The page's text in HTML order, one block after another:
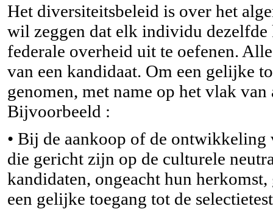
Het diversiteitsbeleid is over het
wil zeggen dat elk individu
federale overheid uit te oefenen.
van een kandidaat. Om een gelijke
genomen, met name op het vlak
Bijvoorbeeld :
• Bij de aankoop of de ontwikkeling
die gericht zijn op de culturele
kandidaten, ongeacht hun
een gelijke toegang tot de